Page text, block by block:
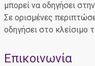
μπορεί να οδηγήσει
Σε ορισμένες
οδηγήσει στο κλείσιμο
Επικοινωνία